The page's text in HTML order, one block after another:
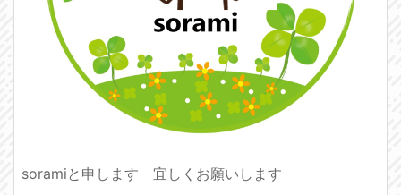
soramiと申します 宜しくお願いします